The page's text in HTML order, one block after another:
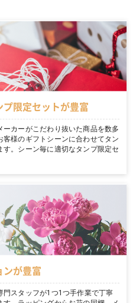
限定セットが豊富
カーがこだわり抜いた商品を数多
様のギフトシーンに合わせてタン
。シーン毎に適切なタンプ限定セ
ンが豊富
門スタッフが1つ1つ手作業で丁寧